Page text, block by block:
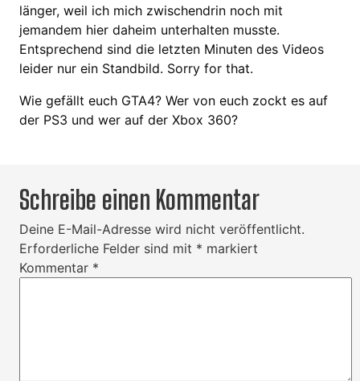
länger, weil ich mich zwischendrin noch mit
jemandem hier daheim unterhalten musste.
Entsprechend sind die letzten Minuten des Videos
leider nur ein Standbild. Sorry for that.
Wie gefällt euch GTA4? Wer von euch zockt es auf
der PS3 und wer auf der Xbox 360?
Schreibe einen Kommentar
Deine E-Mail-Adresse wird nicht veröffentlicht.
Erforderliche Felder sind mit * markiert
Kommentar *